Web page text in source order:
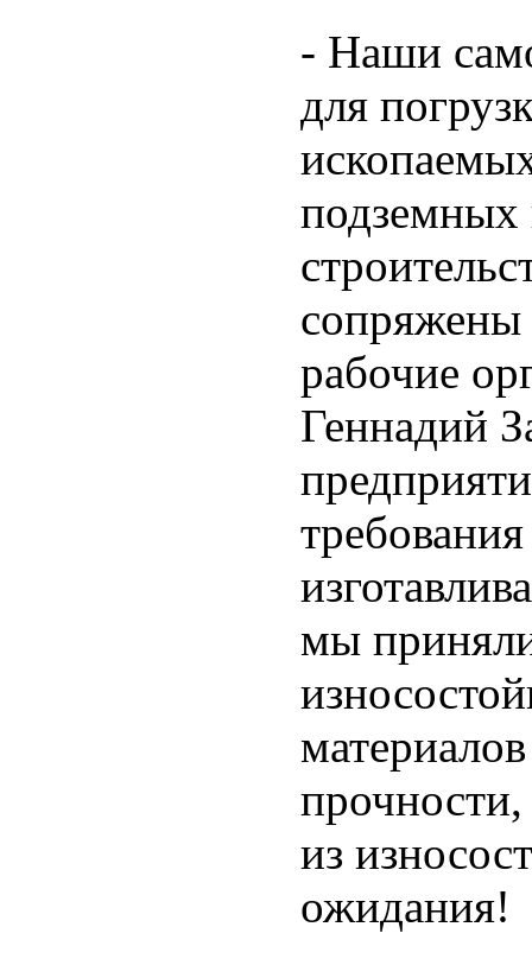
- Наши
для
подземных
сопряжены
рабочие
Геннадий
мы
из
ожидания!